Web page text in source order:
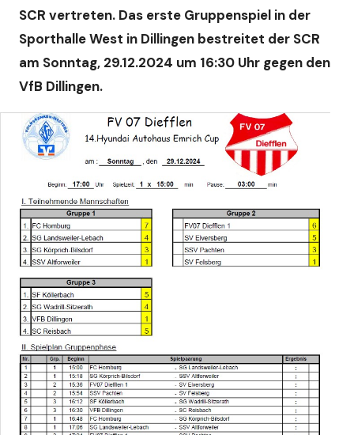
SCR vertreten. Das erste Gruppenspiel in der
Sporthalle West in Dillingen bestreitet der SCR
am Sonntag, 29.12.2024 um 16:30 Uhr gegen den
VfB Dillingen.